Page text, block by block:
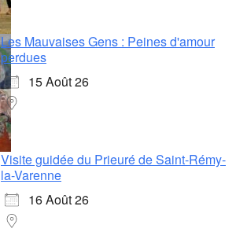
Les Mauvaises Gens : Peines d'amour
perdues
15 Août 26
Visite guidée du Prieuré de Saint-Rémy-
la-Varenne
16 Août 26